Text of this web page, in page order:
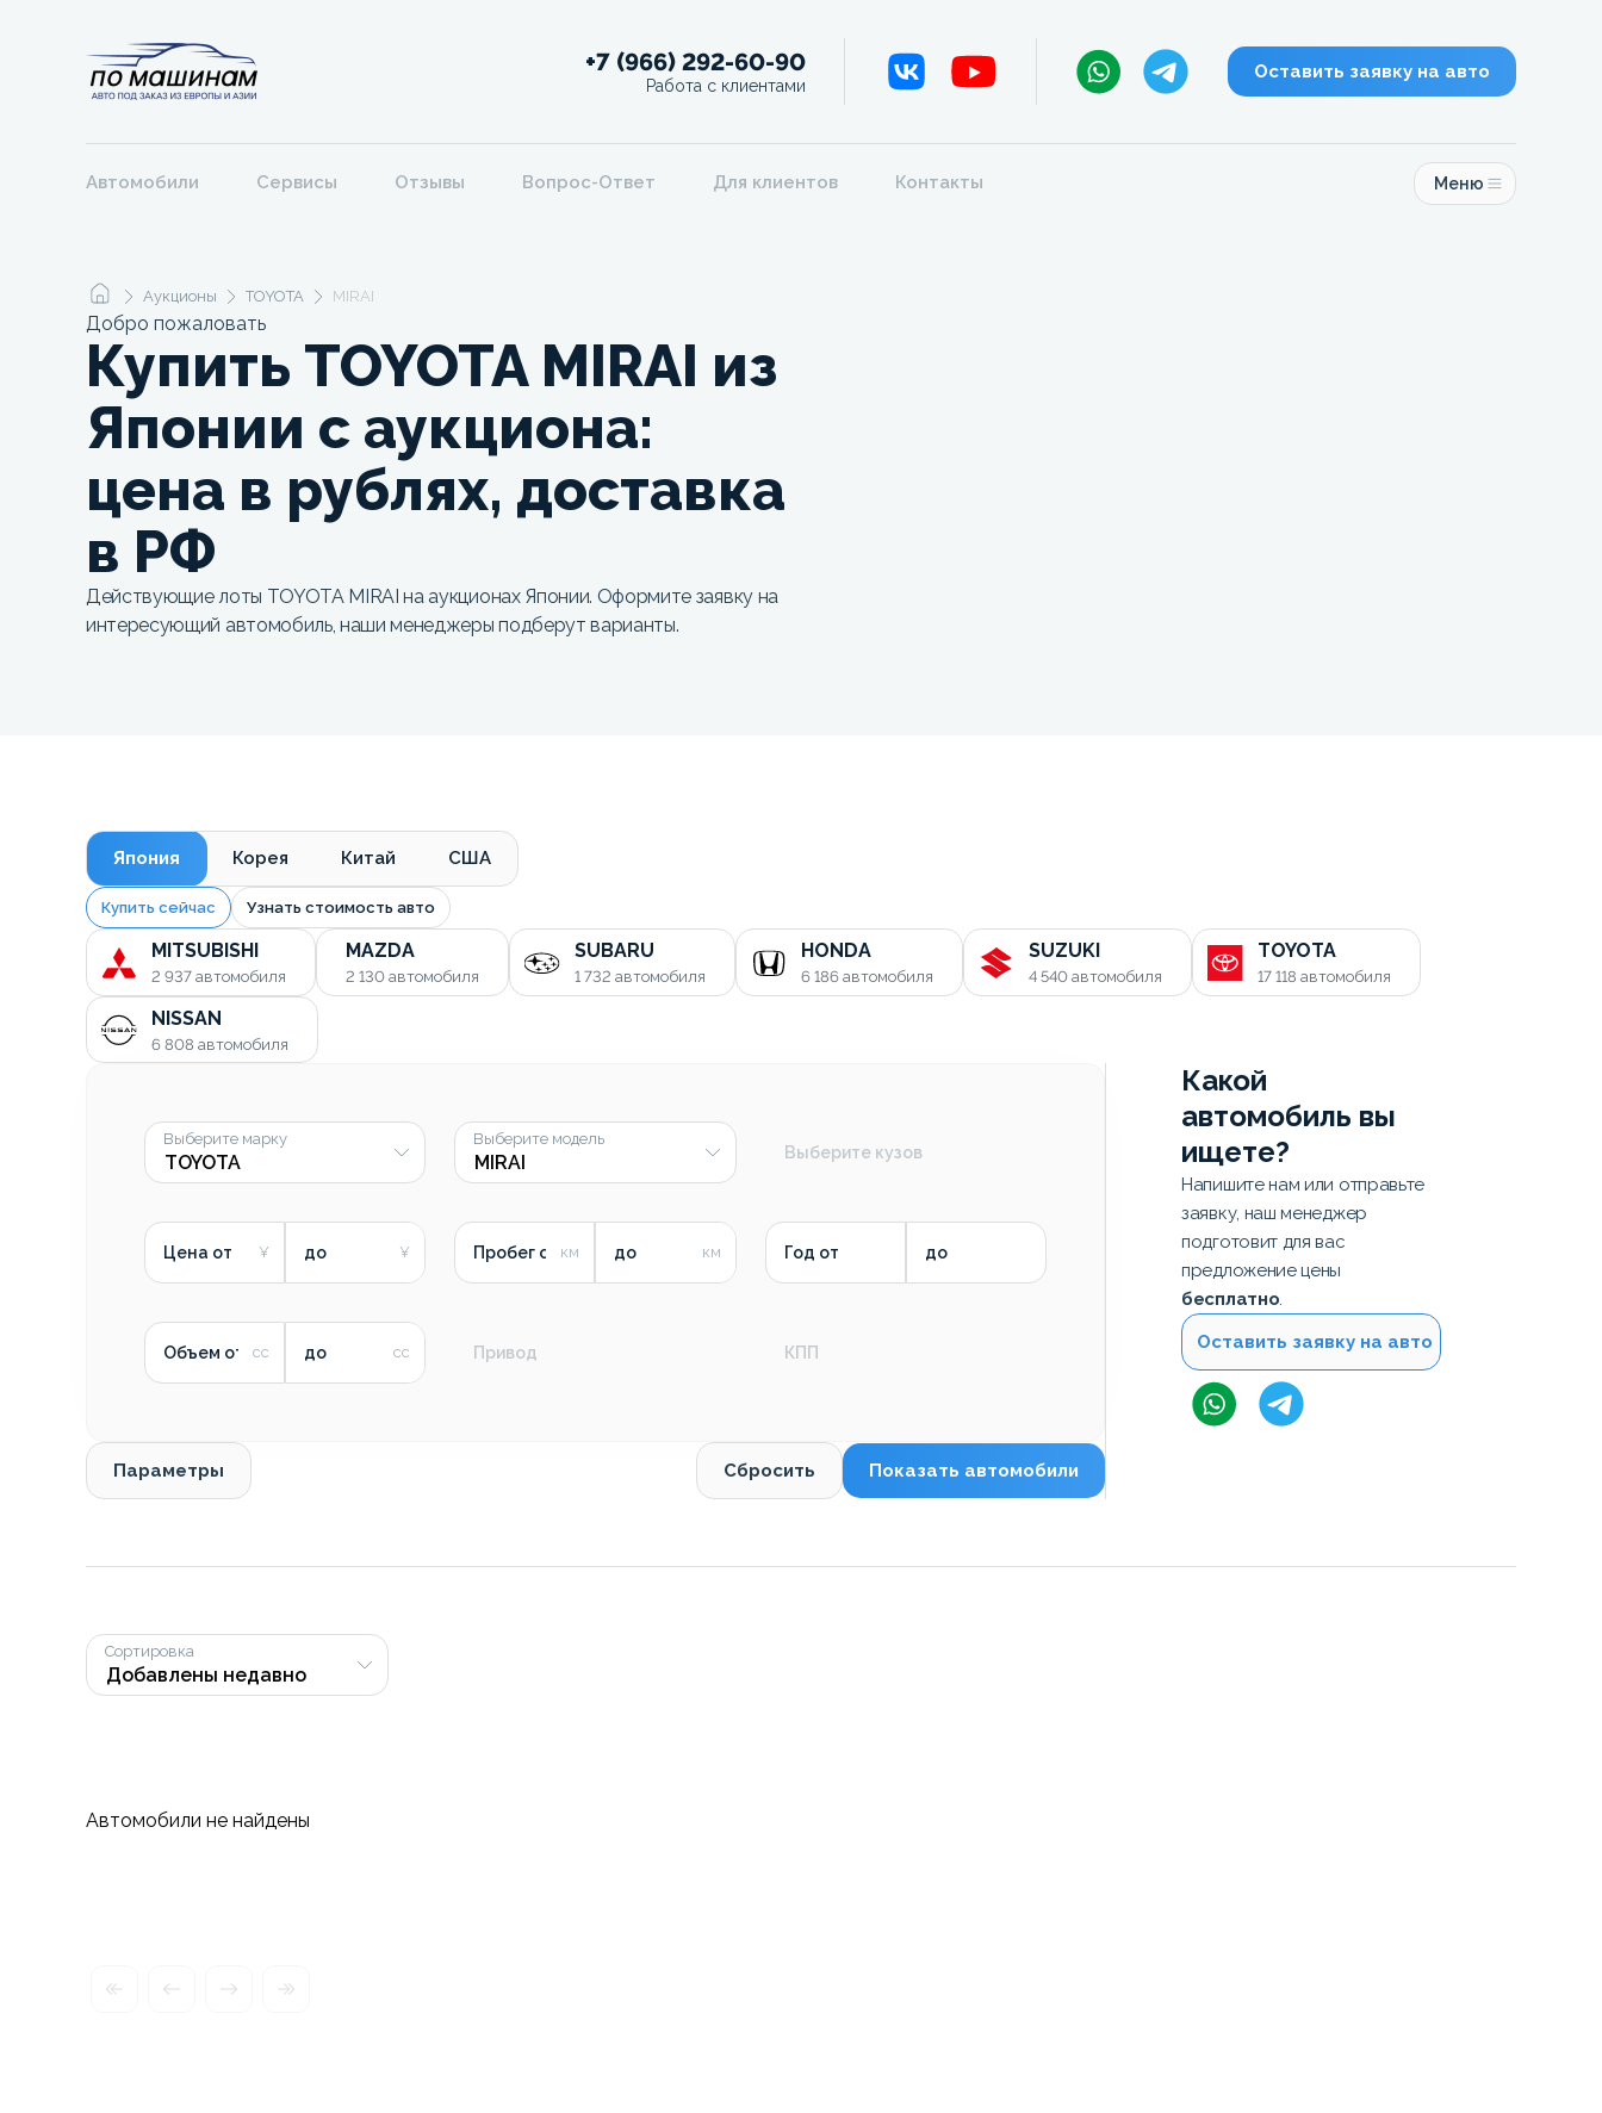
+7 (966) 292-60-90
Работа с клиентами
Оставить заявку на авто
Автомобили Сервисы Отзывы Вопрос-Ответ Для клиентов Контакты Меню
Аукционы TOYOTA MIRAI
Добро пожаловать
Купить TOYOTA MIRAI из
Японии с аукциона:
цена в рублях, доставка
в РФ
Действующие лоты TOYOTA MIRAI на аукционах Японии. Оформите заявку на
интересующий автомобиль, наши менеджеры подберут варианты.
Япония Корея Китай США
Купить сейчас Узнать стоимость авто
MITSUBISHI
2 937 автомобиля
MAZDA
2 130 автомобиля
SUBARU
1 732 автомобиля
HONDA
6 186 автомобиля
SUZUKI
4 540 автомобиля
TOYOTA
17 118 автомобиля
NISSAN
6 808 автомобиля
Выберите марку Выберите модель
Выберите кузов
Цена от до Пробег от до Год от до
Объем от до Привод КПП
Параметры Сбросить Показать автомобили
Какой
автомобиль вы
ищете?
Напишите нам или отправьте
заявку, наш менеджер
подготовит для вас
предложение цены
бесплатно.
Оставить заявку на авто
Сортировка
Автомобили не найдены